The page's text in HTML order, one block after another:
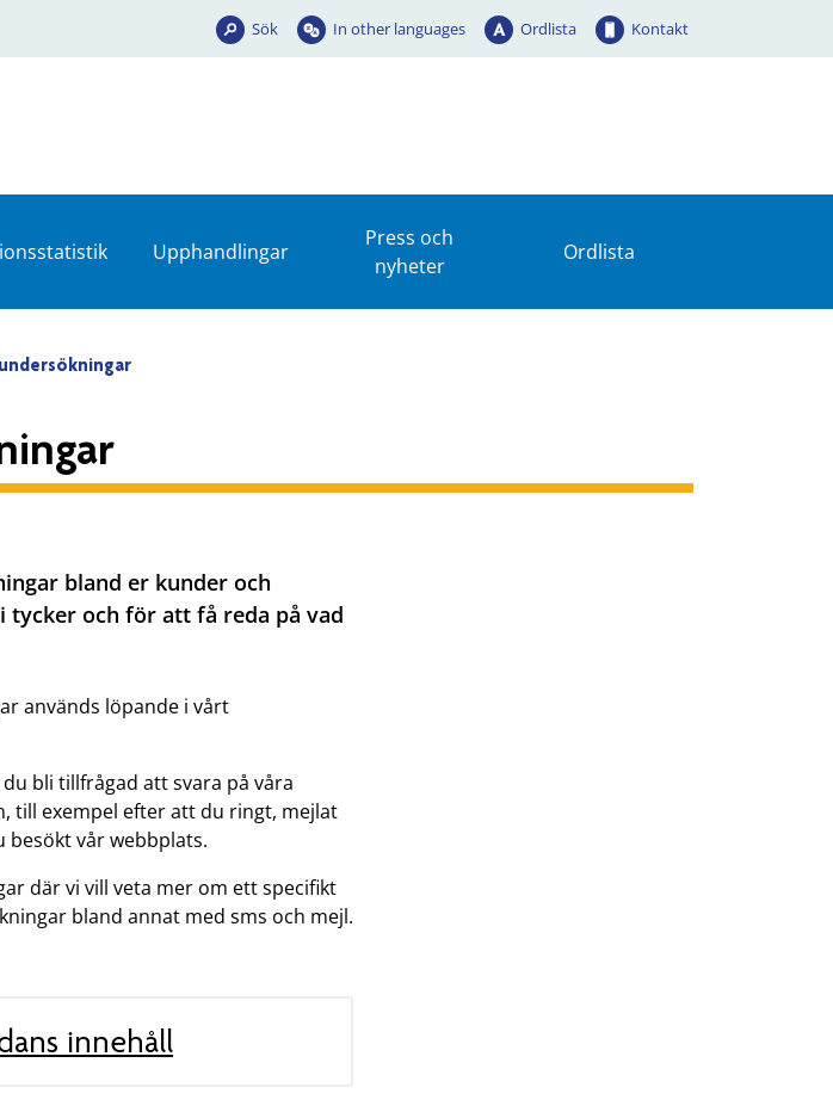
Sök In other languages Ordlista Kontakt
Upphandlingar
Press och
nyheter
Ordlista
bland er kunder och
och för att få reda på vad
används löpande i vårt
bli tillfrågad att svara på våra
till exempel efter att du ringt, mejlat
besökt vår webbplats.
där vi vill veta mer om ett specifikt
bland annat med sms och mejl.
innehåll